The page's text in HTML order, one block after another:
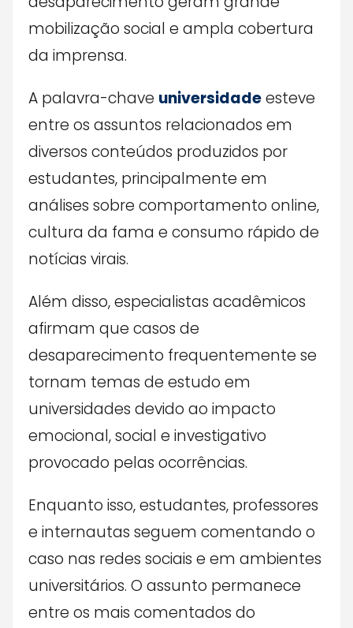
mobilização social e ampla cobertura
da imprensa.
A palavra-chave universidadeesteve
entre os assuntos relacionados em
diversos conteúdos produzidos por
estudantes, principalmente em
análises sobre comportamento online,
cultura da fama e consumo rápido de
notícias virais.
Além disso, especialistas acadêmicos
afirmam que casos de
desaparecimento frequentemente se
tornam temas de estudo em
universidades devido ao impacto
emocional, social e investigativo
provocado pelas ocorrências.
Enquanto isso, estudantes, professores
e internautas seguem comentando o
caso nas redes sociais e em ambientes
universitários. O assunto permanece
entre os mais comentados do